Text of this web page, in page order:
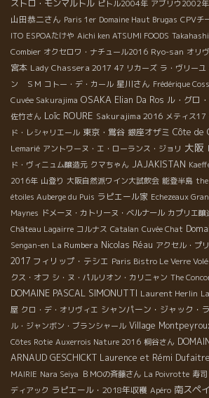
ストロ・モンマルトル ピトル2004年 アブリウ2002年
山田恭二さん Paris 1er Domaine Haut Brugas CPVチ
ITO ESPOAたけや Aichi ken ATSUMI FOODS
Combier オクセロワ・ナチュール2016 Ryo-san オリ
宮本 Lady Chassera 2017 47 リカーズ ラ・ヴリー
ン ＳＭ コトー・デ・カール 星川さん Frédérique
Cuvée Sakurajima OSAKA Elian Da Ros ル・グロ
佐竹さん Loïc ROURE Sakurajima 2016 メティス17
ド・レシャリエール 東京・鴬谷 銀座オザミ Côte de
Lemarié アントワーヌ・エ・ローランス・ジョリ 大阪
ド・ヴィニュム醸造元 クマちゃん JAJAKISTAN
2016年 山登り 大阪自然派ワイン大試飲会 能登半島 the
étoiles Auberge du Puis ラピエール家 Echezeaux
Maynes ドメーヌ・カトリーヌ・ベルナール カプリエ醸
Château Lagairre コルナス Catalan Cuvée Chat
Sengan-en La Rumbera Nicolas Réau アクセル・プ
2017 フィリップ・テシエ Paris Bistro Le Verre Volé
クス・オフ シ・ヌ・パルリオン・カリニャン The
DOMAINE PASCAL SIMONUTTI Laurent Herlin
屋 クロ・デ・オリヴィエ シャンパーン・ジャック・
ル・ジャンボン・ブランシャール Village
Côtes Rotie Auxerrois Nature 2016 桐谷さん
ARNAUD GESCHICKT Laurence et Rémi Dufaitre
MAIRIE Nara Seiya ＢＭОの斉藤さん La Poivrotte 寿
ディアック ラピエール・2018年収穫 Apéro 南スペ